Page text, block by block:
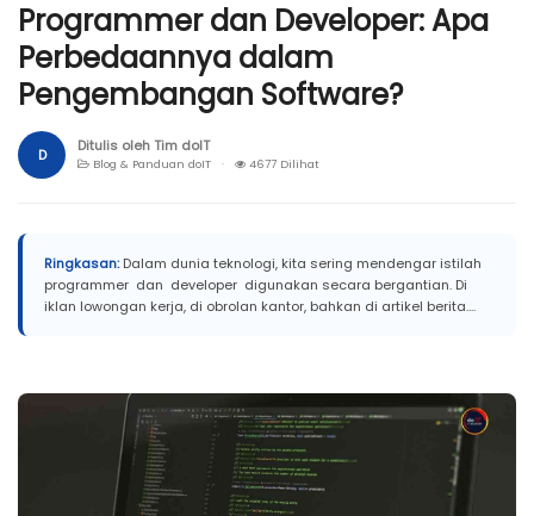
Programmer dan Developer: Apa
Perbedaannya dalam
Pengembangan Software?
D Ditulis oleh Tim doIT
Blog & Panduan doIT · 4677 Dilihat
Ringkasan:Dalam dunia teknologi, kita sering mendengar istilah
programmer dan developer digunakan secara bergantian. Di
iklan lowongan kerja, di obrolan kantor, bahkan di artikel berita....